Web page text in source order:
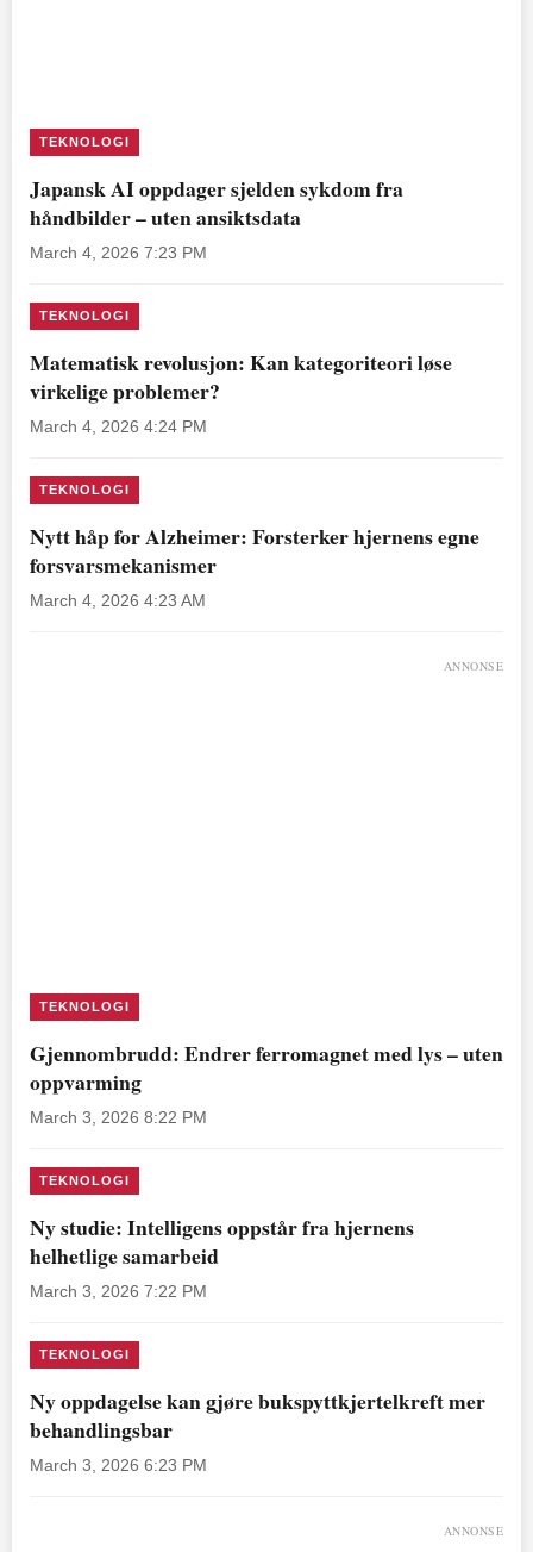
TEKNOLOGI
Japansk AI oppdager sjelden sykdom fra
håndbilder – uten ansiktsdata
March 4, 2026 7:23 PM
TEKNOLOGI
Matematisk revolusjon: Kan kategoriteori løse
virkelige problemer?
March 4, 2026 4:24 PM
TEKNOLOGI
Nytt håp for Alzheimer: Forsterker hjernens egne
forsvarsmekanismer
March 4, 2026 4:23 AM
ANNONSE
TEKNOLOGI
Gjennombrudd: Endrer ferromagnet med lys – uten
oppvarming
March 3, 2026 8:22 PM
TEKNOLOGI
Ny studie: Intelligens oppstår fra hjernens
helhetlige samarbeid
March 3, 2026 7:22 PM
TEKNOLOGI
Ny oppdagelse kan gjøre bukspyttkjertelkreft mer
behandlingsbar
March 3, 2026 6:23 PM
ANNONSE